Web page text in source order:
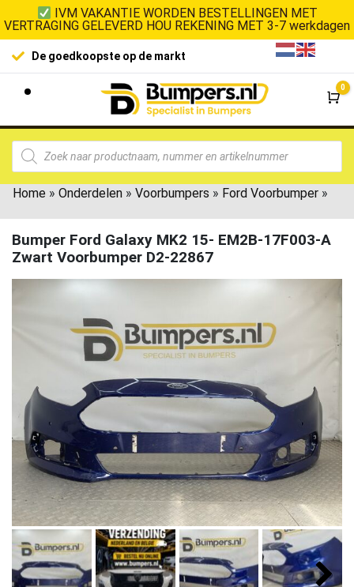
IVM VAKANTIE WORDEN BESTELLINGEN MET
VERTRAGING GELEVERD HOU REKENING MET 3-7 werkdagen
De goedkoopste op de markt
0
Home » Onderdelen » Voorbumpers » Ford Voorbumper »
Bumper Ford Galaxy MK2 15- EM2B-17F003-A
Zwart Voorbumper D2-22867